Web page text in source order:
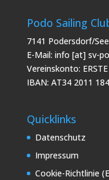
Podo Sailing
7141 Podersdorf/See
E-Mail: info [at] sv-
Vereinskonto:
IBAN: AT34 2011
Quicklinks
Datenschutz
Impressum
Cookie-Richtlinie